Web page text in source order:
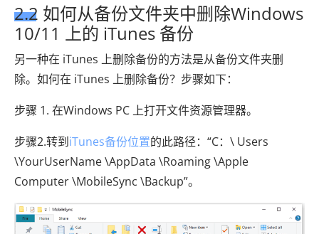
2.2 如何从备份文件夹中删除Windows
10/11 上的 iTunes 备份
另一种在 iTunes 上删除备份的方法是从备份文件夹删
除。如何在 iTunes 上删除备份？步骤如下：
步骤 1. 在Windows PC 上打开文件资源管理器。
步骤2.转到iTunes备份位置的此路径：“C：\ Users
\YourUserName \AppData \Roaming \Apple
Computer \MobileSync \Backup”。